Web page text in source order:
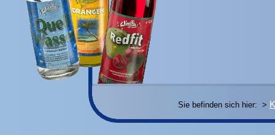
Sie befinden sich hier: >